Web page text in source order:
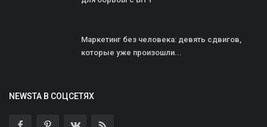
Маркетинг без человека: девять сдвигов,
которые уже произошли...
NEWSTA В СОЦСЕТЯХ